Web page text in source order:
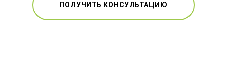
ПОЛУЧИТЬ КОНСУЛЬТАЦИЮ